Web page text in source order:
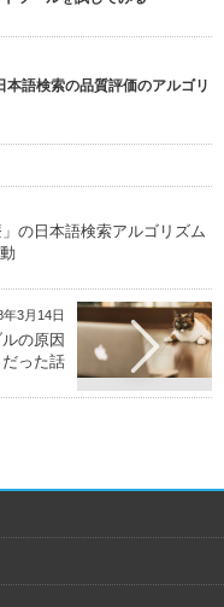
語検索の品質評価のアルゴリ
の日本語検索アルゴリズム
年3月14日
の原因
った話